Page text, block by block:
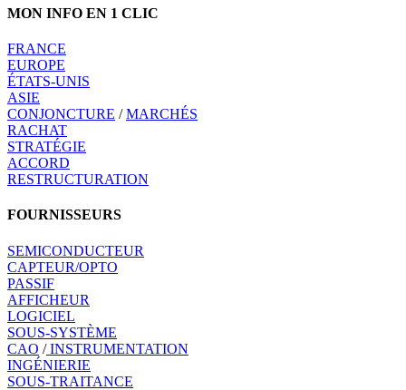
MON INFO EN 1 CLIC
FRANCE
EUROPE
ÉTATS-UNIS
ASIE
CONJONCTURE /MARCHÉS
RACHAT
STRATÉGIE
ACCORD
RESTRUCTURATION
FOURNISSEURS
SEMICONDUCTEUR
CAPTEUR/OPTO
PASSIF
AFFICHEUR
LOGICIEL
SOUS-SYSTÈME
CAO /INSTRUMENTATION
INGÉNIERIE
SOUS-TRAITANCE